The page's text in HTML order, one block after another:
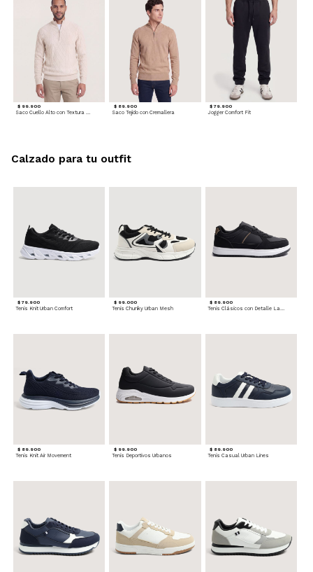
$ 99.900
Saco Cuello Alto con Textura Trenzada
$ 89.900
Saco Tejido con Cremallera
$ 79.900
Jogger Comfort Fit
$ 79.900
Tenis Knit Urban Comfort
$ 99.000
Tenis Chunky Urban Mesh
$ 89.900
Tenis Clásicos con Detalle Lateral
$ 89.900
Tenis Knit Air Movement
$ 99.900
Tenis Deportivos Urbanos
$ 89.900
Tenis Casual Urban Lines
Calzado para tu outfit